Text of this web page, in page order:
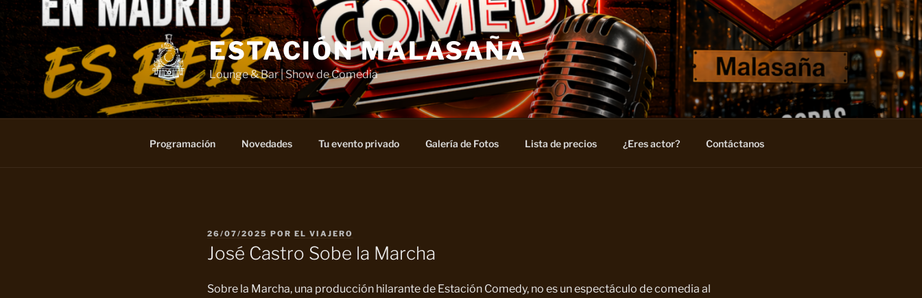
Saltar
al
contenido
ESTACIÓN MALASAÑA
Lounge & Bar | Show de Comedia
Programación Novedades Tu evento privado Galería de Fotos Lista de precios ¿Eres actor? Contáctanos
PUBLICADO
EL
26/07/2025 POR EL VIAJERO
José Castro Sobe la Marcha
Sobre la Marcha, una producción hilarante de Estación Comedy, no es un espectáculo de comedia al